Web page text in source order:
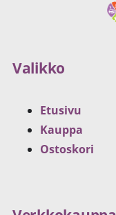
Valikko
Etusivu
Kauppa
Ostoskori